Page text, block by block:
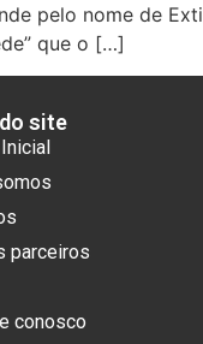
pelo nome de
que o […]
site
parceiros
conosco